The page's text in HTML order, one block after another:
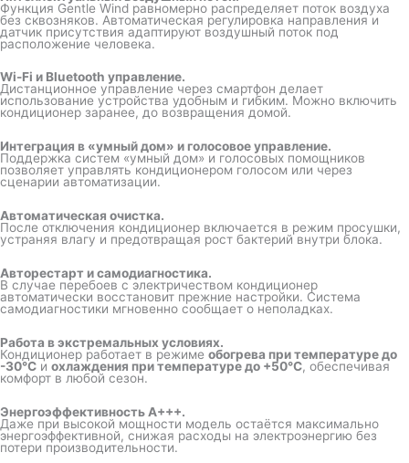
Функция Gentle Wind равномерно распределяет поток воздуха
без сквозняков. Автоматическая регулировка направления и
датчик присутствия адаптируют воздушный поток под
расположение человека.
Wi-Fi и Bluetooth управление.
Дистанционное управление через смартфон делает
использование устройства удобным и гибким. Можно включить
кондиционер заранее, до возвращения домой.
Интеграция в «умный дом» и голосовое управление.
Поддержка систем «умный дом» и голосовых помощников
позволяет управлять кондиционером голосом или через
сценарии автоматизации.
Автоматическая очистка.
После отключения кондиционер включается в режим просушки,
устраняя влагу и предотвращая рост бактерий внутри блока.
Авторестарт и самодиагностика.
В случае перебоев с электричеством кондиционер
автоматически восстановит прежние настройки. Система
самодиагностики мгновенно сообщает о неполадках.
Работа в экстремальных условиях.
Кондиционер работает в режиме обогрева при температуре до
-30°C и охлаждения при температуре до +50°C, обеспечивая
комфорт в любой сезон.
Энергоэффективность A+++.
Даже при высокой мощности модель остаётся максимально
энергоэффективной, снижая расходы на электроэнергию без
потери производительности.